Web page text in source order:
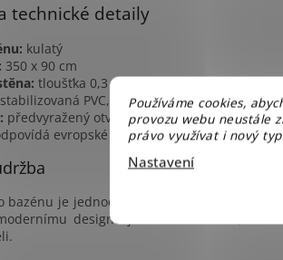
Používáme cookies,
provozu webu neustále
právo využívat i nový
Nastavení
technické detaily
kulatý
350 x 90 cm
tloušťka 0,3 mm
PVC, tloušťka 0,2 mm, barva
předvyražený otvor pro skimmer Planet Pool
evropské normě pro bazény EN
bazénu je jednoduchá a zvládnete ji s
designu je údržba snadná, což